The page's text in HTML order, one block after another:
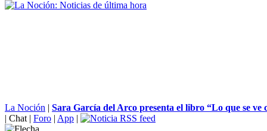
La Noción | Sara García del Arco presenta el libro “Lo que se ve
| Chat | Foro | App |